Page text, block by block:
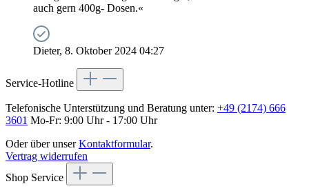
auch gern 400g- Dosen.«
Dieter, 8. Oktober 2024 04:27
Service-Hotline
Telefonische Unterstützung und Beratung unter: +49 (2174) 666
3601 Mo-Fr: 9:00 Uhr - 17:00 Uhr
Oder über unserKontaktformular.
Vertrag widerrufen
Shop Service